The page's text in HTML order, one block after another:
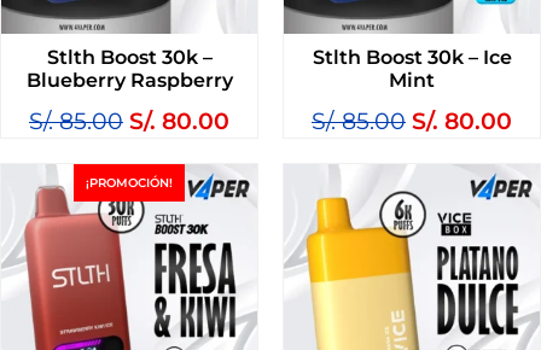
Stlth Boost 30k –
Blueberry Raspberry
S/.85.00 S/. 80.00
Stlth Boost 30k – Ice
Mint
S/.85.00 S/. 80.00
¡PROMOCIÓN!